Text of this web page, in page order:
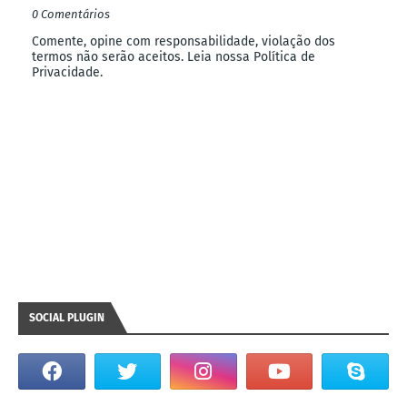
0 Comentários
Comente, opine com responsabilidade, violação dos
termos não serão aceitos. Leia nossa Política de
Privacidade.
SOCIAL PLUGIN